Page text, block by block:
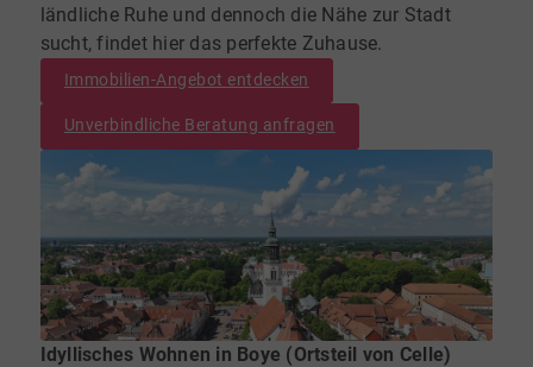
ländliche Ruhe und dennoch die Nähe zur Stadt
sucht, findet hier das perfekte Zuhause.
Immobilien-Angebot entdecken
Unverbindliche Beratung anfragen
Idyllisches Wohnen in Boye (Ortsteil von Celle)